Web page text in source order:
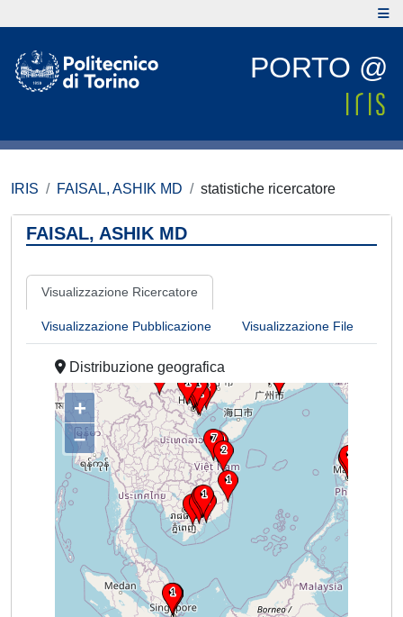
PORTO @
IRIS FAISAL, ASHIK MD statistiche ricercatore
FAISAL, ASHIK MD
Visualizzazione Ricercatore
Visualizzazione Pubblicazione Visualizzazione File
Distribuzione geografica
+
–